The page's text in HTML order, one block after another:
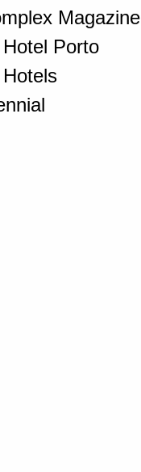
Magazine
Porto